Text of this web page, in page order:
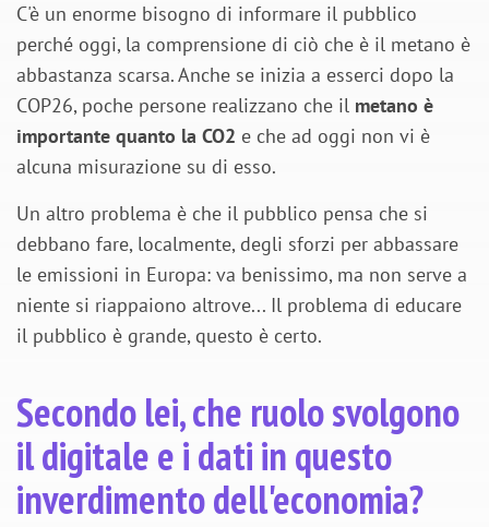
C'è un enorme bisogno di informare il pubblico
perché oggi, la comprensione di ciò che è il metano è
abbastanza scarsa. Anche se inizia a esserci dopo la
COP26, poche persone realizzano che il metano è
importante quanto la CO2 e che ad oggi non vi è
alcuna misurazione su di esso.
Un altro problema è che il pubblico pensa che si
debbano fare, localmente, degli sforzi per abbassare
le emissioni in Europa: va benissimo, ma non serve a
niente si riappaiono altrove... Il problema di educare
il pubblico è grande, questo è certo.
Secondo lei, che ruolo svolgono
il digitale e i dati in questo
inverdimento dell'economia?